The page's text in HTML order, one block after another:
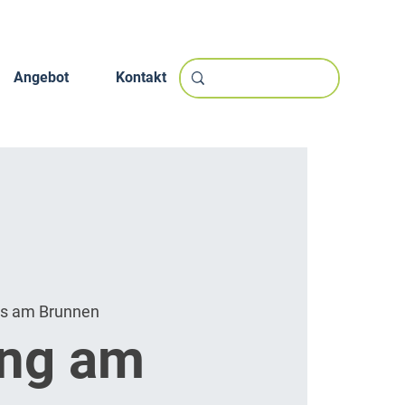
Angebot Kontakt
am Brunnen
am